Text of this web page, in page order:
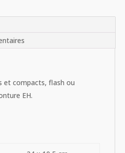
et compacts, flash ou
EH.